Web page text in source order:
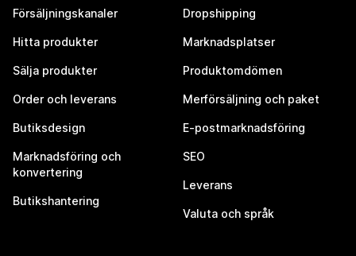
Försäljningskanaler
Hitta produkter
Sälja produkter
Order och leverans
Butiksdesign
Marknadsföring och
konvertering
Butikshantering
Dropshipping
Marknadsplatser
Produktomdömen
Merförsäljning och paket
E-postmarknadsföring
SEO
Leverans
Valuta och språk